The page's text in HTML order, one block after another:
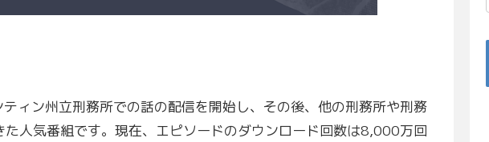
ィン州立刑務所での話の配信を開始し、その後、他の刑務所や刑務
人気番組です。現在、エピソードのダウンロード回数は8,000万回